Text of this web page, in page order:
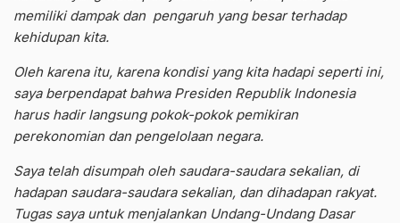
memiliki dampak dan pengaruh yang besar terhadap
kehidupan kita.
Oleh karena itu, karena kondisi yang kita hadapi seperti ini,
saya berpendapat bahwa Presiden Republik Indonesia
harus hadir langsung pokok-pokok pemikiran
perekonomian dan pengelolaan negara.
Saya telah disumpah oleh saudara-saudara sekalian, di
hadapan saudara-saudara sekalian, dan dihadapan rakyat.
Tugas saya untuk menjalankan Undang-Undang Dasar